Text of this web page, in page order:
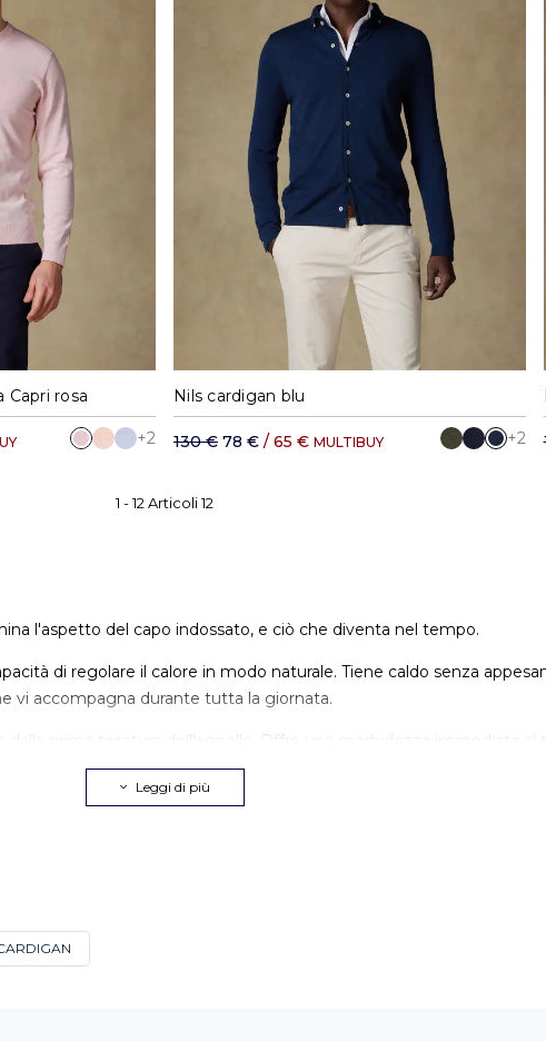
XL XXL
Capri rosa
+2
S M
Nils cardigan blu
130 € 78 € / 65 € MULTIBUY +2
1 -12 Articoli12
l'aspetto del capo indossato, e ciò che diventa nel tempo.
di regolare il calore in modo naturale. Tiene caldo senza
vi accompagna durante tutta la giornata.
dalla prima tosatura dell'agnello. Offre una morbidezza immediata
dopo stagione.
più traspirante, accompagna le giornate in cui la lana
scegliere
Leggi di più